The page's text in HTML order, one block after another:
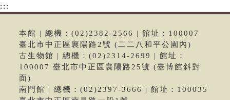
:::
本館 | 總機：(02)2382-2566 | 館址：100007
臺北市中正區襄陽路2號 (二二八和平公園內)
古生物館 | 總機：(02)2314-2699 | 館址：
100007 臺北市中正區襄陽路25號 (臺博館斜對
面)
南門館 | 總機：(02)2397-3666 | 館址：100035